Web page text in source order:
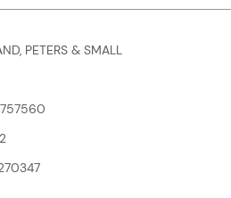
PETERS & SMALL